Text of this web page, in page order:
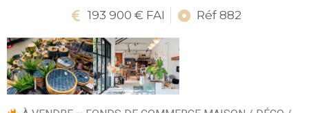
193 900 € FAI Réf 882